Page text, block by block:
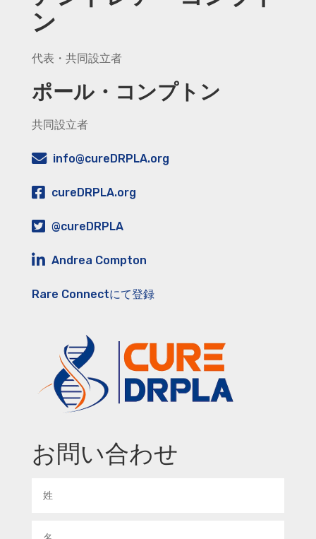
ン
代表・共同設立者
ポール・コンプトン
共同設立者
info@cureDRPLA.org
cureDRPLA.org
@cureDRPLA
Andrea Compton
Rare Connectにて登録
お問い合わせ